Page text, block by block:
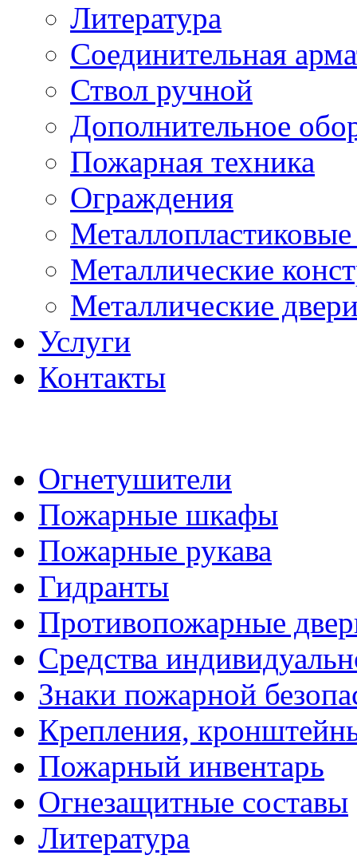
Литература
Соединительная
Ствол ручной
Дополнительное
Пожарная техника
Ограждения
Металлические
Металлические
Услуги
Контакты
Огнетушители
Пожарные шкафы
Пожарные рукава
Гидранты
Противопожарные
Средства
Знаки пожарной
Крепления,
Пожарный инвентарь
Огнезащитные составы
Литература